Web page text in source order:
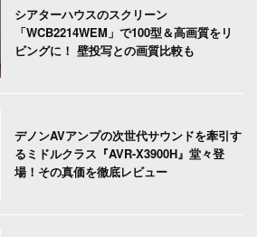
シアターハウスのスクリーン
「WCB2214WEM」で100型＆高画質をリ
ビングに！ 壁投写との画質比較も
デノンAVアンプの次世代サウンドを牽引す
るミドルクラス『AVR-X3900H』堂々登
場！その真価を徹底レビュー